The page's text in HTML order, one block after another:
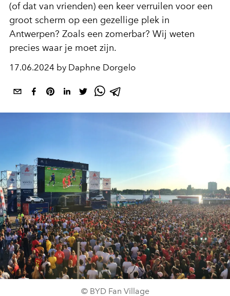
(of dat van vrienden) een keer verruilen voor een
groot scherm op een gezellige plek in
Antwerpen? Zoals een zomerbar? Wij weten
precies waar je moet zijn.
17.06.2024 by Daphne Dorgelo
© BYD Fan Village